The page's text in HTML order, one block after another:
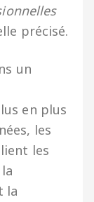
précisé.
un
en plus
les
les
la